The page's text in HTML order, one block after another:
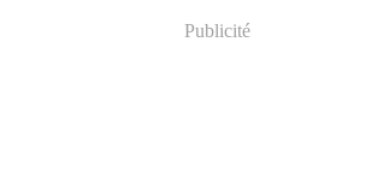
Publicité